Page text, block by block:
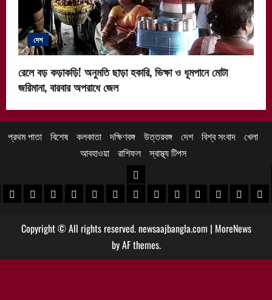
দেশ
রেলে বড় কড়াকড়ি! অনুমতি ছাড়া হকারি, ভিক্ষা ও ধূমপানে মোটা
জরিমানা, বারবার অপরাধে জেল
প্রথম পাতা বিশেষ কলকাতা দক্ষিণবঙ্গ উত্তরবঙ্গ দেশ বিশ্ব সংবাদ খেলা
আবহাওয়া
রাশিফল স্বাস্থ্য টিপস
খবর
খবর
পুরুলিয়া খবর
বাঁকুড়া খবরপশ্চিম বর্ধমান খবর
পূর্ব বর্ধমান খবর
বীরভূম খবরমুর্শিদাবাদ খবর
উত্তরবঙ্গ
কোচবিহার নিউজ
আলিপুরদুয়ার খবর
জলপাইগুড়ি খবর
শিলিগুড়ি খবর
উত্তরদক্ষিণ
Copyright © All rights reserved. newsaajbangla.com | MoreNews
by AF themes.